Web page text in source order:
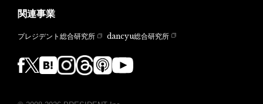
関連事業
プレジデント総合研究所 dancyu総合研究所